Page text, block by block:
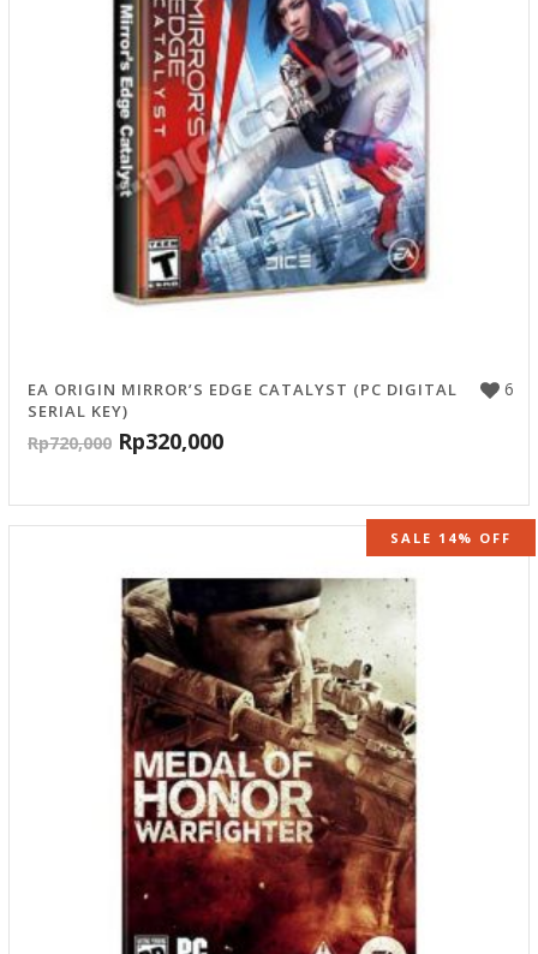
6
EA ORIGIN MIRROR’S EDGE CATALYST (PC DIGITAL
SERIAL KEY)
Rp720,000 Rp320,000
SALE 14% OFF